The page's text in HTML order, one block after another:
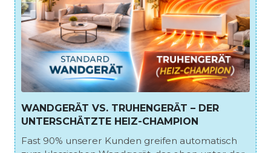
WANDGERÄT VS. TRUHENGERÄT – DER
UNTERSCHÄTZTE HEIZ-CHAMPION
Fast 90% unserer Kunden greifen automatisch